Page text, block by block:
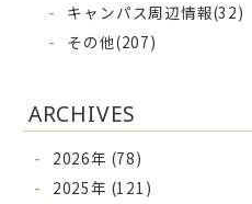
キャンパス周辺情報(32)
その他(207)
ARCHIVES
2026年 (78)
2025年 (121)